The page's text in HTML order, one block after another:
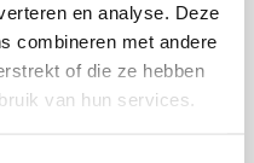
en analyse. Deze
combineren met andere
of die ze hebben
van hun services.